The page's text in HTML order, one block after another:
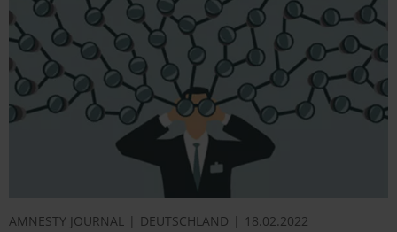
AMNESTY JOURNAL DEUTSCHLAND 18.02.2022